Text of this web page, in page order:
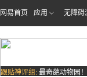
网易首页 应用 无障碍
跟贴神评组: 最奇葩动物园